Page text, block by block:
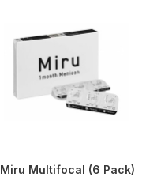
Miru Multifocal (6 Pack)